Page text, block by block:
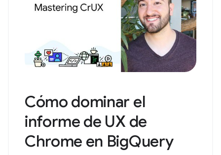
Cómo dominar el
informe de UX de
Chrome en BigQuery